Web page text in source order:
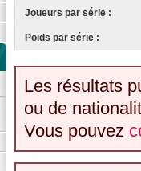
Joueurs par série :
Poids par série :
Les résultats
ou de
Vous pouvez